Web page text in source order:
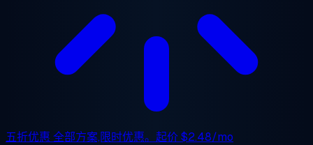
五折优惠 全部方案,限时优惠。起价$2.48/mo